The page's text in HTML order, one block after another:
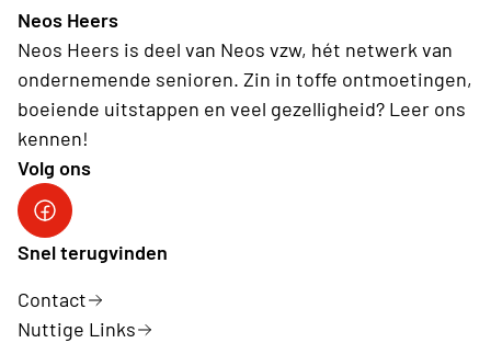
Neos Heers
Neos Heers is deel van Neos vzw, hét netwerk van
ondernemende senioren. Zin in toffe ontmoetingen,
boeiende uitstappen en veel gezelligheid? Leer ons
kennen!
Volg ons
Facebook Heers
Snel terugvinden
Contact
Nuttige Links